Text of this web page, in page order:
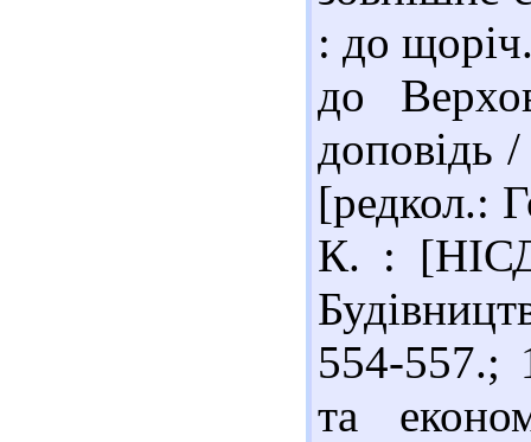
: до
до
доповідь
[редкол.:
К. :
554-557.;
та